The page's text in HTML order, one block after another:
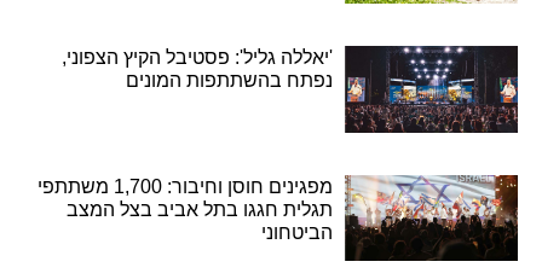
'יאללה גליל': פסטיבל הקיץ הצפוני,
נפתח בהשתתפות המונים
מפגינים חוסן וחיבור: 1,700 משתתפי
תגלית חגגו בתל אביב בצל המצב
הביטחוני